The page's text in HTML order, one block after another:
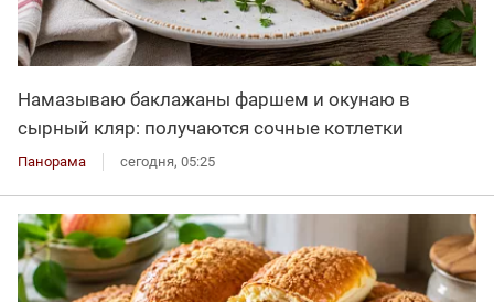
Намазываю баклажаны фаршем и окунаю в
сырный кляр: получаются сочные котлетки
Панорама сегодня, 05:25